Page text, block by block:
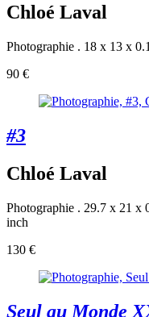
Chloé Laval
Photographie . 18 x 13 x
90 €
#3
Chloé Laval
Photographie . 29.7 x 21 x
inch
130 €
Seul au Monde